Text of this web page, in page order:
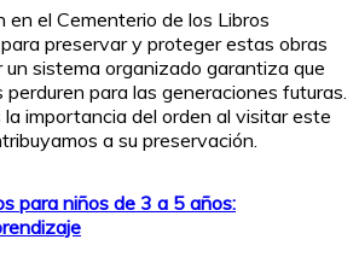
en el Cementerio de los Libros
preservar y proteger estas obras
sistema organizado garantiza que
para las generaciones futuras.
la importancia del orden al visitar este
a su preservación.
para niños de 3 a 5 años: